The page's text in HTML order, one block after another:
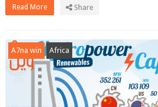
Read More Share
A7na win Africa